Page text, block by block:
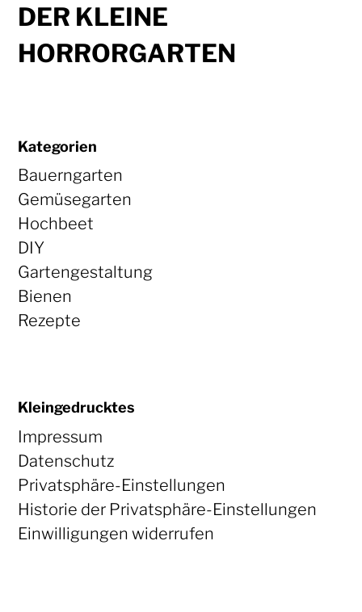
DER KLEINE
HORRORGARTEN
Kategorien
Bauerngarten
Gemüsegarten
Hochbeet
DIY
Gartengestaltung
Bienen
Rezepte
Kleingedrucktes
Impressum
Datenschutz
Privatsphäre-Einstellungen
Historie der Privatsphäre-Einstellungen
Einwilligungen widerrufen